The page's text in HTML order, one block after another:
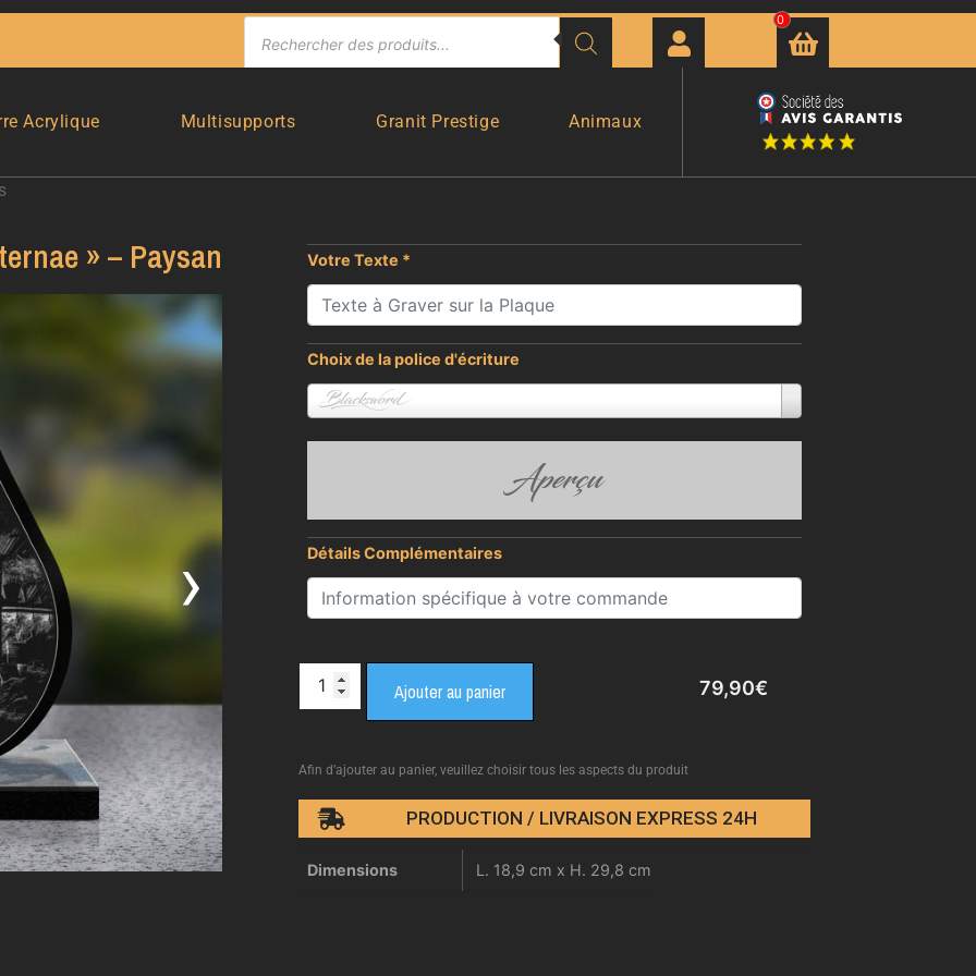
0
Acrylique Multisupports Granit Prestige Animaux
» – Paysan
›
Votre Texte *
Choix de la police d'écriture
Blacksword
Aperçu
Détails Complémentaires
79,90€
Ajouter au panier
Afin d’ajouter au panier, veuillez choisir tous les aspects du produit
PRODUCTION / LIVRAISON EXPRESS 24H
Dimensions L. 18,9 cm x H. 29,8 cm